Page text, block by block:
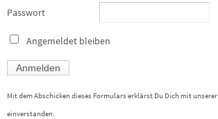
Passwort
Angemeldet bleiben
Mit dem Abschicken dieses Formulars erklärst Du Dich mit unserer
einverstanden.